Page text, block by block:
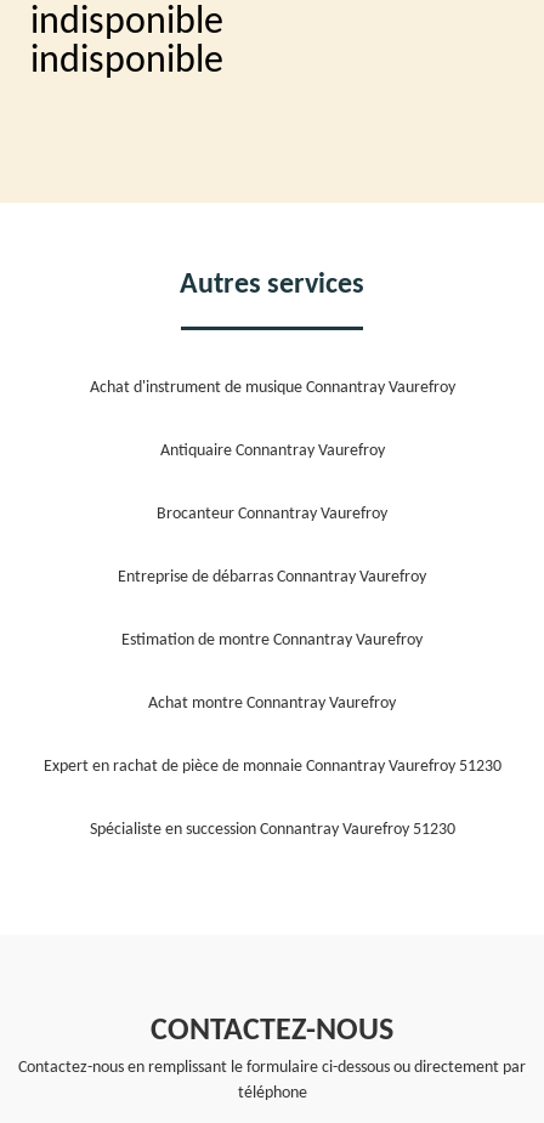
indisponible
indisponible
Autres services
Achat d'instrument de musique Connantray Vaurefroy
Antiquaire Connantray Vaurefroy
Brocanteur Connantray Vaurefroy
Entreprise de débarras Connantray Vaurefroy
Estimation de montre Connantray Vaurefroy
Achat montre Connantray Vaurefroy
Expert en rachat de pièce de monnaie Connantray Vaurefroy 51230
Spécialiste en succession Connantray Vaurefroy 51230
CONTACTEZ-NOUS
Contactez-nous en remplissant le formulaire ci-dessous ou directement par
téléphone